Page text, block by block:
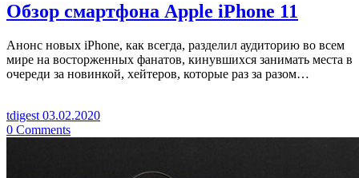
Обзор смартфона Apple iPhone 11
Анонс новых iPhone, как всегда, разделил аудиторию во всем
мире на восторженных фанатов, кинувшихся занимать места в
очереди за новинкой, хейтеров, которые раз за разом…
tdigest 03.02.2020
0 Comments